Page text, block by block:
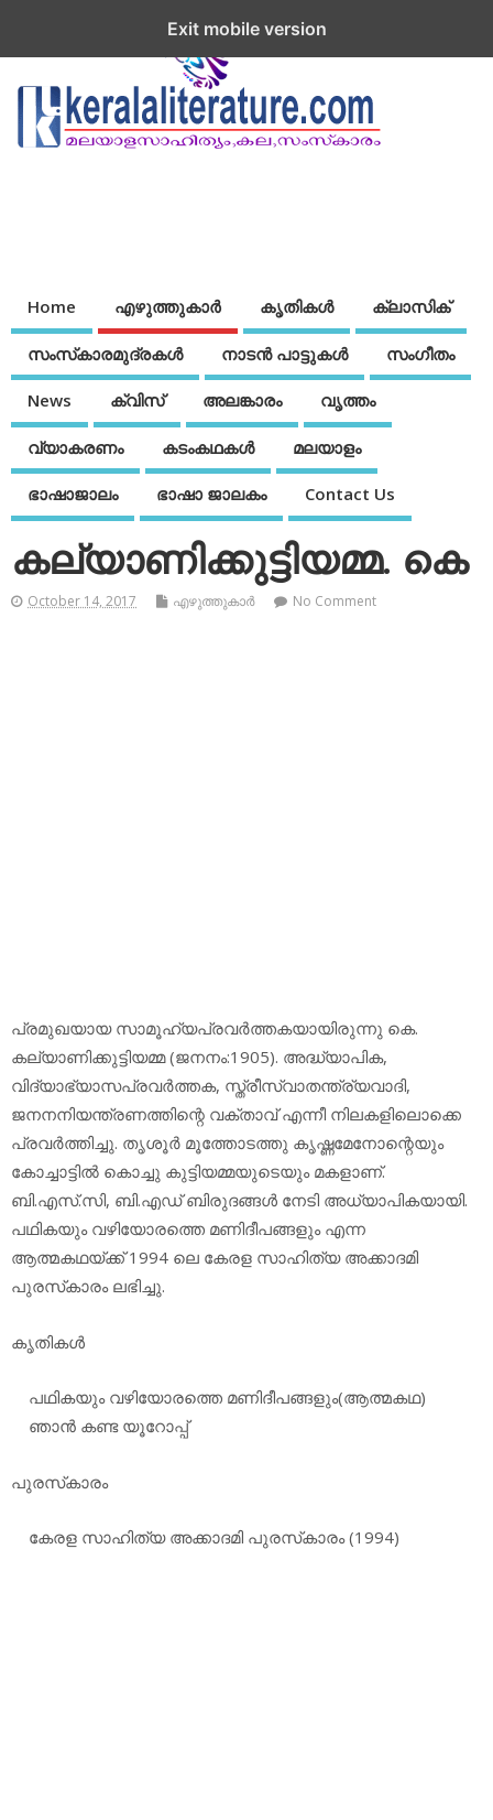
Home എഴുത്തുകാര്‍ കൃതികൾ ക്ലാസിക്
സംസ്‌കാരമുദ്രകള്‍ നാടന്‍ പാട്ടുകള്‍ സംഗീതം
News ക്വിസ് അലങ്കാരം വൃത്തം
വ്യാകരണം കടംകഥകള്‍ മലയാളം
ഭാഷാജാലം ഭാഷാ ജാലകം Contact Us
കല്യാണിക്കുട്ടിയമ്മ. കെ
October 14, 2017 എഴുത്തുകാര്‍ No Comment
പ്രമുഖയായ സാമൂഹ്യപ്രവര്‍ത്തകയായിരുന്നു കെ.
കല്യാണിക്കുട്ടിയമ്മ (ജനനം:1905). അദ്ധ്യാപിക,
വിദ്യാഭ്യാസപ്രവര്‍ത്തക, സ്ത്രീസ്വാതന്ത്ര്യവാദി,
ജനനനിയന്ത്രണത്തിന്റെ വക്താവ് എന്നീ നിലകളിലൊക്കെ
പ്രവര്‍ത്തിച്ചു. തൃശൂര്‍ മൂത്തോടത്തു കൃഷ്ണമേനോന്റെയും
കോച്ചാട്ടില്‍ കൊച്ചു കുട്ടിയമ്മയുടെയും മകളാണ്.
ബി.എസ്.സി, ബി.എഡ് ബിരുദങ്ങള്‍ നേടി അധ്യാപികയായി.
പഥികയും വഴിയോരത്തെ മണിദീപങ്ങളും എന്ന
ആത്മകഥയ്ക്ക് 1994 ലെ കേരള സാഹിത്യ അക്കാദമി
പുരസ്‌കാരം ലഭിച്ചു.
കൃതികള്‍
പഥികയും വഴിയോരത്തെ മണിദീപങ്ങളും(ആത്മകഥ)
ഞാന്‍ കണ്ട യൂറോപ്പ്
പുരസ്‌കാരം
കേരള സാഹിത്യ അക്കാദമി പുരസ്‌കാരം (1994)
Exit mobile version